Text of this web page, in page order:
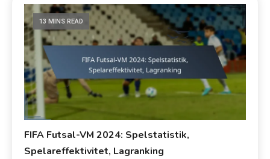
13 MINS READ
FIFA Futsal-VM 2024: Spelstatistik,
Spelareffektivitet, Lagranking